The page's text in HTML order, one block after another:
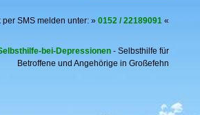
per SMS melden unter: » 0152 / 22189091 «
bei-Depressionen - Selbsthilfe für
Betroffene und Angehörige in Großefehn